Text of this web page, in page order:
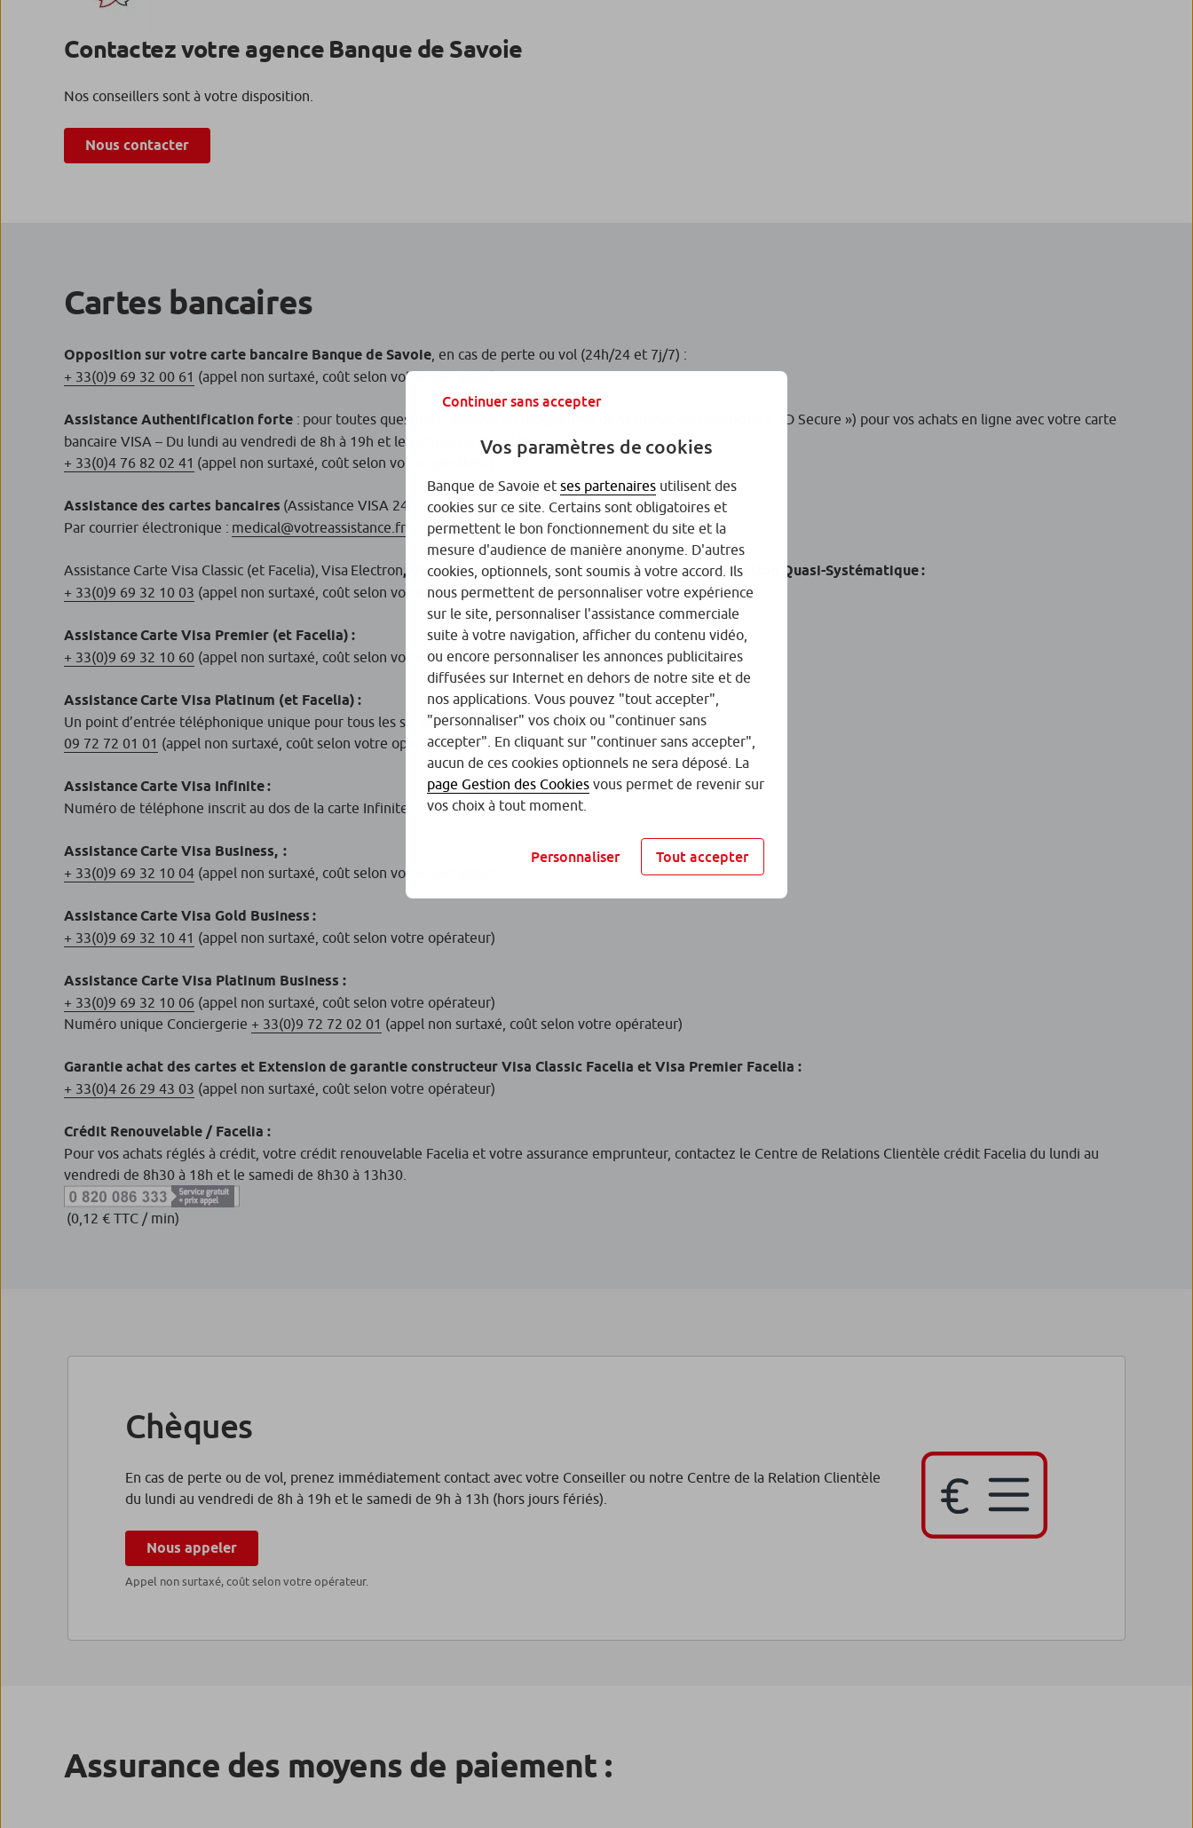
Contactez votre agence Banque de Savoie
Nos conseillers sont à votre disposition.
Nous contacter
Cartes bancaires
Opposition sur votre carte bancaire Banque de Savoie , en cas de perte ou vol (24h/24 et 7j/7) :
+ 33(0)9 69 32 00 61 (appel non surtaxé, coût selon votre opérateur)
Assistance Authentification forte : pour toutes questions relatives au programme de sécurisation (protocole « 3D Secure ») pour vos achats en ligne avec votre carte
bancaire VISA – Du lundi au vendredi de 8h à 19h et le samedi de 8h à 14h
+ 33(0)4 76 82 02 41 (appel non surtaxé, coût selon votre opérateur)
Assistance des cartes bancaires (Assistance VISA 24h/24 et 7 j/7) :
Par courrier électronique : medical@votreassistance.fr
Assistance Carte Visa Classic (et Facelia), Visa Electron, Visa à Autorisation Systématique, Visa à Autorisation Quasi-Systématique :
+ 33(0)9 69 32 10 03 (appel non surtaxé, coût selon votre opérateur)
Assistance Carte Visa Premier (et Facelia) :
+ 33(0)9 69 32 10 60 (appel non surtaxé, coût selon votre opérateur)
Assistance Carte Visa Platinum (et Facelia) :
Un point d’entrée téléphonique unique pour tous les services :
09 72 72 01 01 (appel non surtaxé, coût selon votre opérateur)
Assistance Carte Visa Infinite :
Numéro de téléphone inscrit au dos de la carte Infinite.
Assistance Carte Visa Business, ​ :
+ 33(0)9 69 32 10 04 (appel non surtaxé, coût selon votre opérateur)
Assistance Carte Visa Gold Business :
+ 33(0)9 69 32 10 41 (appel non surtaxé, coût selon votre opérateur)
Assistance Carte Visa Platinum Business :
+ 33(0)9 69 32 10 06 (appel non surtaxé, coût selon votre opérateur)
Numéro unique Conciergerie + 33(0)9 72 72 02 01 (appel non surtaxé, coût selon votre opérateur)
Garantie achat des cartes et Extension de garantie constructeur Visa Classic Facelia et Visa Premier Facelia :
+ 33(0)4 26 29 43 03 (appel non surtaxé, coût selon votre opérateur)
Crédit Renouvelable / Facelia :
Pour vos achats réglés à crédit, votre crédit renouvelable Facelia et votre assurance emprunteur, contactez le Centre de Relations Clientèle crédit Facelia du lundi au
vendredi de 8h30 à 18h et le samedi de 8h30 à 13h30.
(0,12 € TTC / min)
Chèques
En cas de perte ou de vol, prenez immédiatement contact avec votre Conseiller ou notre Centre de la Relation Clientèle
du lundi au vendredi de 8h à 19h et le samedi de 9h à 13h (hors jours fériés).
Nous appeler
Appel non surtaxé, coût selon votre opérateur.
Assurance des moyens de paiement :
Continuer sans accepter
Vos paramètres de cookies
Banque de Savoie et ses partenaires utilisent des
cookies sur ce site. Certains sont obligatoires et
permettent le bon fonctionnement du site et la
mesure d'audience de manière anonyme. D'autres
cookies, optionnels, sont soumis à votre accord. Ils
nous permettent de personnaliser votre expérience
sur le site, personnaliser l'assistance commerciale
suite à votre navigation, afficher du contenu vidéo,
ou encore personnaliser les annonces publicitaires
diffusées sur Internet en dehors de notre site et de
nos applications. Vous pouvez "tout accepter",
"personnaliser" vos choix ou "continuer sans
accepter". En cliquant sur "continuer sans accepter",
aucun de ces cookies optionnels ne sera déposé. La
page Gestion des Cookies vous permet de revenir sur
vos choix à tout moment.
Personnaliser Tout accepter